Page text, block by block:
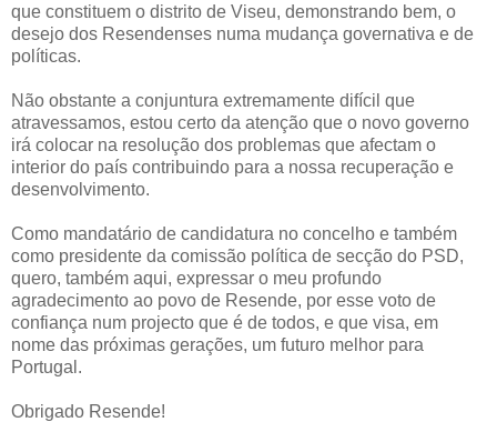
que constituem o distrito de Viseu, demonstrando bem, o
desejo dos Resendenses numa mudança governativa e de
políticas.
Não obstante a conjuntura extremamente difícil que
atravessamos, estou certo da atenção que o novo governo
irá colocar na resolução dos problemas que afectam o
interior do país contribuindo para a nossa recuperação e
desenvolvimento.
Como mandatário de candidatura no concelho e também
como presidente da comissão política de secção do PSD,
quero, também aqui, expressar o meu profundo
agradecimento ao povo de Resende, por esse voto de
confiança num projecto que é de todos, e que visa, em
nome das próximas gerações, um futuro melhor para
Portugal.
Obrigado Resende!